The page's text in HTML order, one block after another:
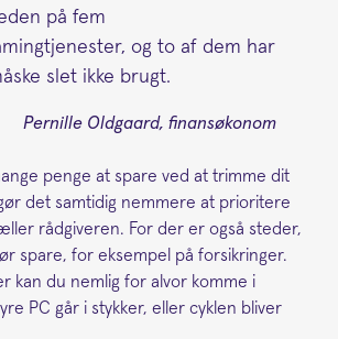
på fem
og to af dem har
slet ikke brugt.
Pernille Oldgaard, finansøkonom
penge at spare ved at trimme dit
det samtidig nemmere at prioritere
rådgiveren. For der er også steder,
spare, for eksempel på forsikringer.
kan du nemlig for alvor komme i
PC går i stykker, eller cyklen bliver